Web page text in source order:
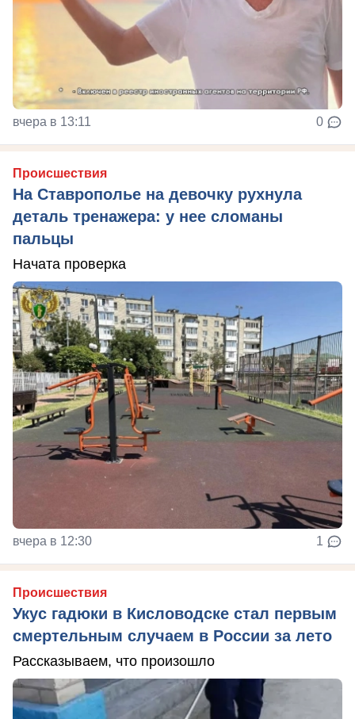
вчера в 13:11 0
Происшествия
На Ставрополье на девочку рухнула
деталь тренажера: у нее сломаны
пальцы
Начата проверка
вчера в 12:30 1
Происшествия
Укус гадюки в Кисловодске стал первым
смертельным случаем в России за лето
Рассказываем, что произошло